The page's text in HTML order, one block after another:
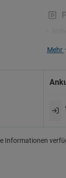
Mehr
Informationen